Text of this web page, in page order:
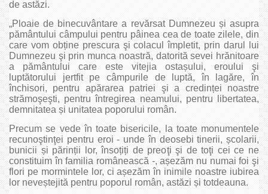
de astăzi.
„Ploaie de binecuvântare a revărsat Dumnezeu și asupra
pământului câmpului pentru pâinea cea de toate zilele, din
care vom obține prescura şi colacul împletit, prin darul lui
Dumnezeu şi prin munca noastră, datorită sevei hrănitoare
a pământului care este vitejia ostașului, eroului şi
luptătorului jertfit pe câmpurile de luptă, în lagăre, în
închisori, pentru apărarea patriei şi a credinței noastre
strămoşeşti, pentru întregirea neamului, pentru libertatea,
demnitatea și unitatea poporului român.
Precum se vede în toate bisericile, la toate monumentele
recunoştinţei pentru eroi - unde în deosebi tinerii, școlarii,
bunicii și părinții lor, însoțiți de preoţi şi de toţi cei ce ne
constituim în familia românească -, așezăm nu numai foi şi
flori pe mormintele lor, ci așezăm în inimile noastre iubirea
lor neveștejită pentru poporul român, astăzi și totdeauna.